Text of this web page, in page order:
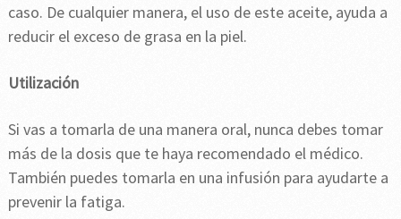
caso. De cualquier manera, el uso de este aceite, ayuda a
reducir el exceso de grasa en la piel.
Utilización
Si vas a tomarla de una manera oral, nunca debes tomar
más de la dosis que te haya recomendado el médico.
También puedes tomarla en una infusión para ayudarte a
prevenir la fatiga.